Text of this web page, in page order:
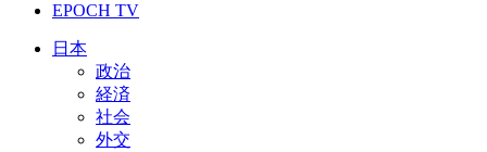
EPOCH TV
日本
政治
経済
社会
外交